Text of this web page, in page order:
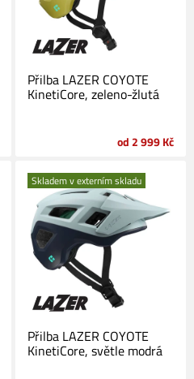
Přilba LAZER COYOTE
KinetiCore, zeleno-žlutá
od 2 999 Kč
Skladem v externím skladu
Přilba LAZER COYOTE
KinetiCore, světle modrá